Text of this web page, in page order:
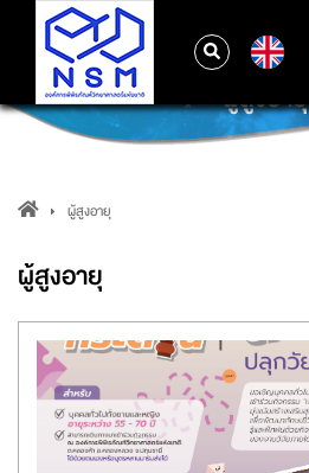
ผู้สูงอายุ
ผู้สูงอายุ
ผู้สูงอายุ